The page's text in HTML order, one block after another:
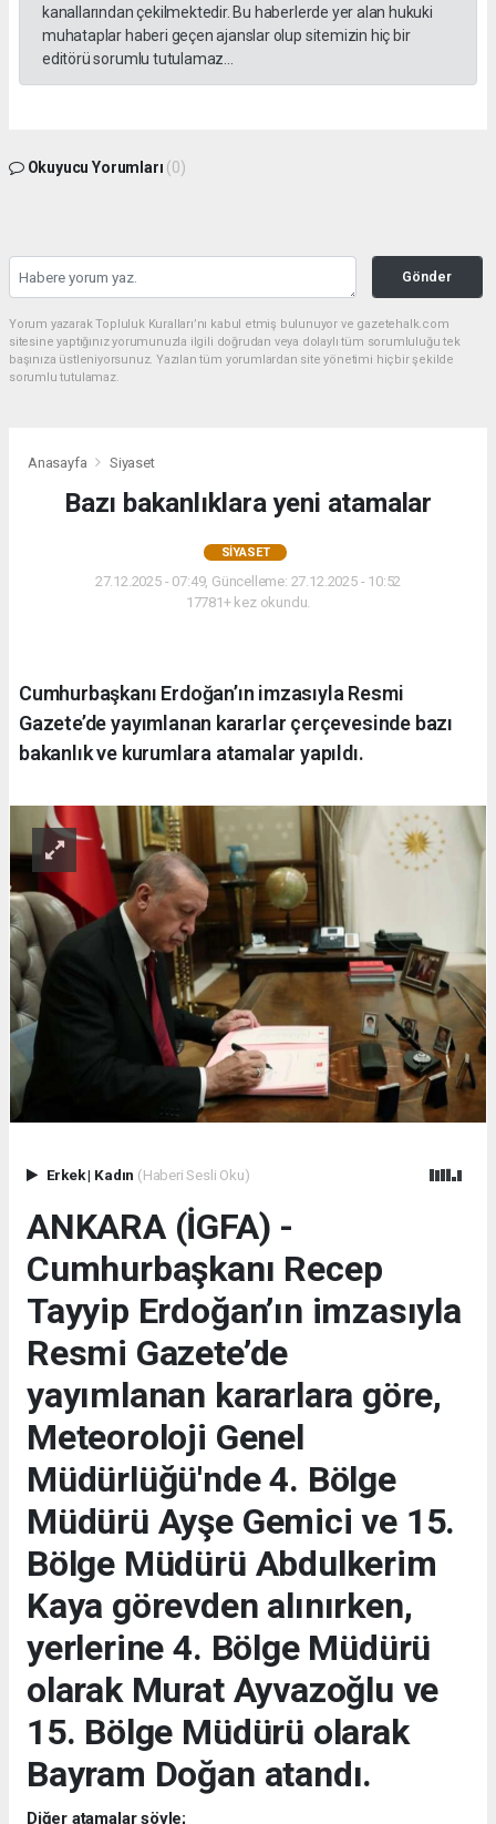
kanallarından çekilmektedir. Bu haberlerde yer alan hukuki
muhataplar haberi geçen ajanslar olup sitemizin hiç bir
editörü sorumlu tutulamaz...
Okuyucu Yorumları (0)
Gönder
Yorum yazarak Topluluk Kuralları’nı kabul etmiş bulunuyor ve gazetehalk.com
sitesine yaptığınız yorumunuzla ilgili doğrudan veya dolaylı tüm sorumluluğu tek
başınıza üstleniyorsunuz. Yazılan tüm yorumlardan site yönetimi hiçbir şekilde
sorumlu tutulamaz.
Anasayfa Siyaset
Bazı bakanlıklara yeni atamalar
SIYASET
27.12.2025 - 07:49, Güncelleme: 27.12.2025 - 10:52
17781+ kez okundu.
Cumhurbaşkanı Erdoğan’ın imzasıyla Resmi
Gazete’de yayımlanan kararlar çerçevesinde bazı
bakanlık ve kurumlara atamalar yapıldı.
Erkek| Kadın (Haberi Sesli Oku)
ANKARA (İGFA) -
Cumhurbaşkanı Recep
Tayyip Erdoğan’ın imzasıyla
Resmi Gazete’de
yayımlanan kararlara göre,
Meteoroloji Genel
Müdürlüğü'nde 4. Bölge
Müdürü Ayşe Gemici ve 15.
Bölge Müdürü Abdulkerim
Kaya görevden alınırken,
yerlerine 4. Bölge Müdürü
olarak Murat Ayvazoğlu ve
15. Bölge Müdürü olarak
Bayram Doğan atandı.
Diğer atamalar şöyle;